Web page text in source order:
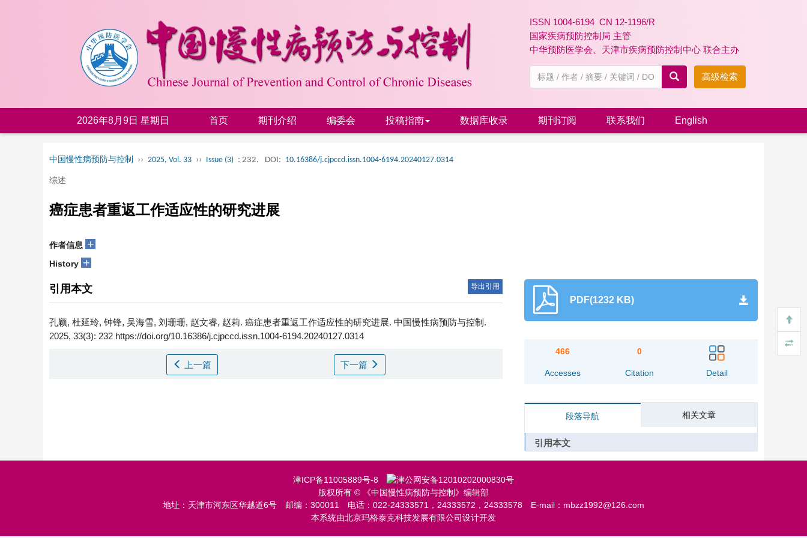
ISSN 1004-6194 CN 12-1196/R
国家疾病预防控制局 主管
中华预防医学会、天津市疾病预防控制中心 联合主办
高级检索
2026年8月9日 星期日 首页 期刊介绍 编委会 投稿指南 数据库收录 期刊订阅 联系我们 English
中国慢性病预防与控制 ›› 2025, Vol. 33 ›› Issue (3) : 232. DOI: 10.16386/j.cjpccd.issn.1004-6194.20240127.0314
综述
癌症患者重返工作适应性的研究进展
作者信息 +
History +
引用本文 导出引用
孔颖, 杜延玲, 钟锋, 吴海雪, 刘珊珊, 赵文睿, 赵莉. 癌症患者重返工作适应性的研究进展. 中国慢性病预防与控制.
2025, 33(3): 232 https://doi.org/10.16386/j.cjpccd.issn.1004-6194.20240127.0314
上一篇 下一篇
PDF(1232 KB)
466
Accesses
0
Citation Detail
段落导航 相关文章
引用本文
津ICP备11005889号-8
津公网安备12010202000830号
版权所有 © 《中国慢性病预防与控制》编辑部
地址：天津市河东区华越道6号 邮编：300011 电话：022-24333571，24333572，24333578 E-mail：mbzz1992@126.com
本系统由北京玛格泰克科技发展有限公司设计开发